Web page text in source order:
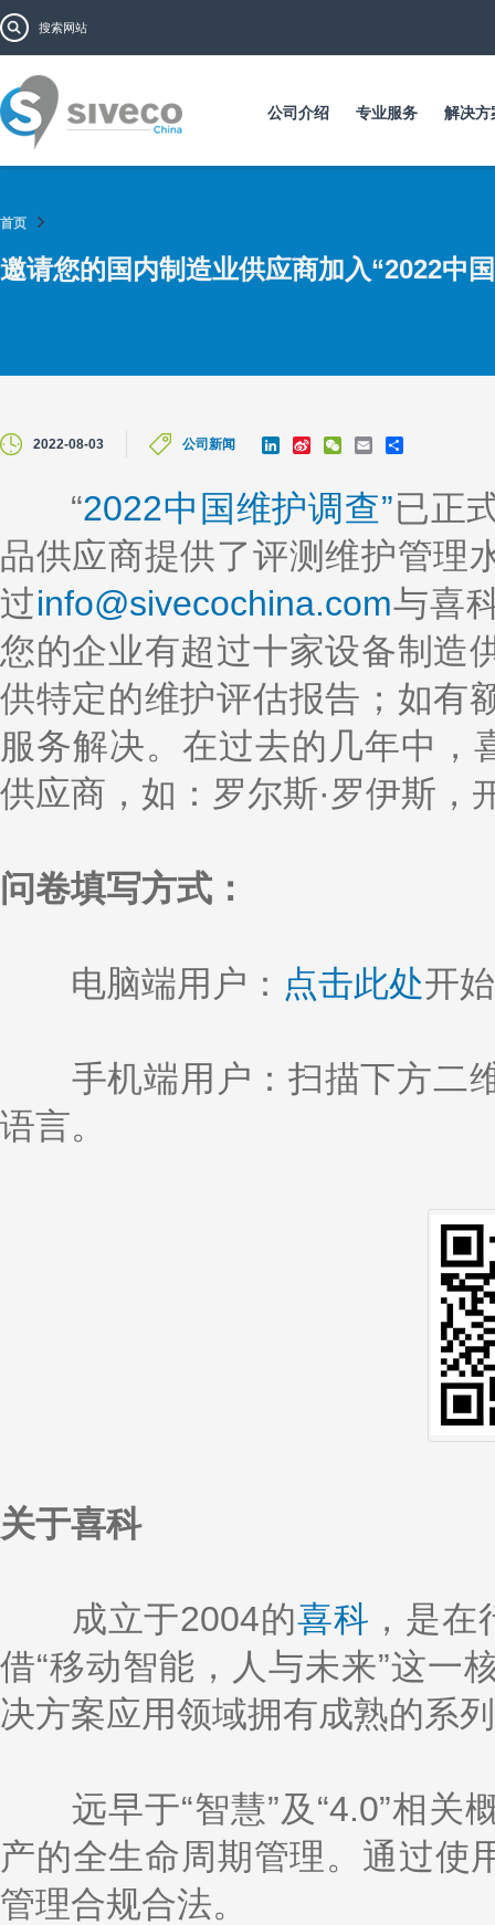
到
要
内
搜索表单
公司介绍 专业服务 解决方
首页
邀请您的国内制造业供应商加入“2022中
2022-08-03 公司新闻
“2022中国维护调查”已正
品供应商提供了评测维护管理
过info@sivecochina.com与喜
您的企业有超过十家设备制造
供特定的维护评估报告；如有
服务解决。在过去的几年中，
供应商，如：罗尔斯·罗伊斯，
问卷填写方式：
电脑端用户： 点击此处开
手机端用户：扫描下方二维
语言。
关于喜科
成立于2004的喜科 ，是
借“移动智能，人与未来”这一
决方案应用领域拥有成熟的系
远早于“智慧”及“4.0”相关
产的全生命周期管理。通过使
管理合规合法。
k
e
I
a
W
i
b
W
h
i
r